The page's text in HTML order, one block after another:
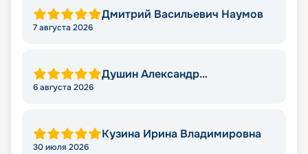
Дмитрий Васильевич Наумов
7 августа 2026
Душин Александр
6 августа 2026
Кузина Ирина Владимировна
30 июля 2026